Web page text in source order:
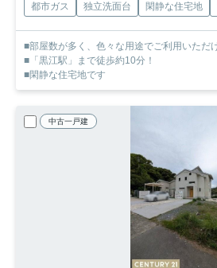
都市ガス 独立洗面台 閑静な住宅地
■部屋数が多く、色々な用途でご利用いただ
■「黒江駅」まで徒歩約10分！
■閑静な住宅地です
中古一戸建